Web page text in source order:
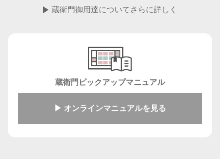
蔵衛門御用達についてさらに詳しく
蔵衛門ピックアップマニュアル
▶ オンラインマニュアルを見る